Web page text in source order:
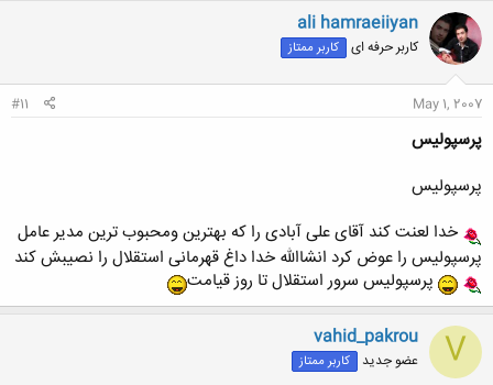
ali hamraeiiyan
کاربر حرفه ای کاربر ممتاز
May 1, 2007
#11
پرسپولیس
پرسپولیس
خدا لعنت کند آقای علی آبادی را که بهترین ومحبوب ترین مدیر عامل
پرسپولیس را عوض کرد انشاالله خدا داغ قهرمانی استقلال را نصیبش کند
پرسپولیس سرور استقلال تا روز قیامت
V
vahid_pakrou
عضو جدید کاربر ممتاز